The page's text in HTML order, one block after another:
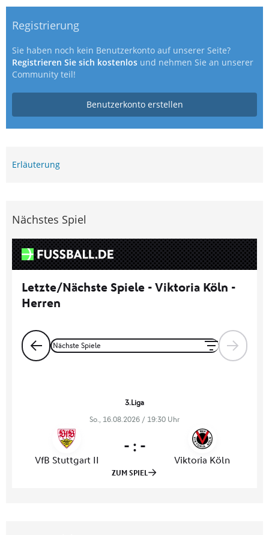
Registrierung
Sie haben noch kein Benutzerkonto auf unserer Seite?
Registrieren Sie sich kostenlos und nehmen Sie an unserer
Community teil!
Benutzerkonto erstellen
Erläuterung
Nächstes Spiel